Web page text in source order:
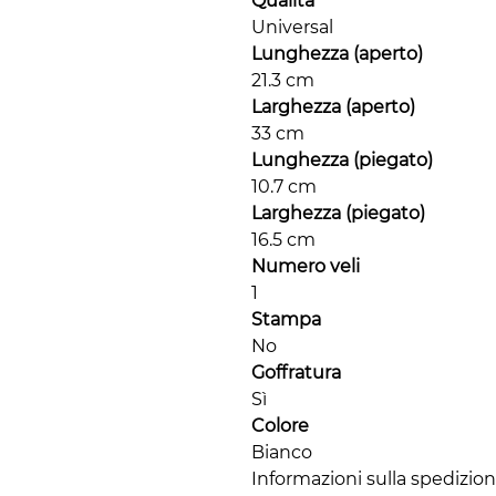
Universal
Lunghezza (aperto)
21.3 cm
Larghezza (aperto)
33 cm
Lunghezza (piegato)
10.7 cm
Larghezza (piegato)
16.5 cm
Numero veli
1
Stampa
No
Goffratura
Sì
Colore
Bianco
Informazioni sulla